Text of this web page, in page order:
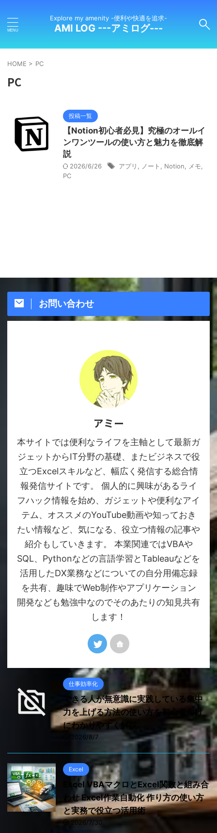
Explore my amenity -便利や快適を追求-
AMI LOG ---アミログ---
HOME > PC
PC
投稿一覧
【Notion初心者必見】究極のオールイ
ンワンツールの使い方と魅力を徹底解
説
2026/6/26 アプリ ノート Notion メモ
PC
お問い合わせ
アミー
本サイトでは便利なライフを主軸として最新ガ
ジェットからIT分野の基礎、またビジネスで役
立つExcelスキルなど、幅広く発信する総合情
報発信サイトです。 個人的に興味があるライ
フハック情報を始め、ガジェットや便利なアイ
テム、オススメのYouTube動画や知っておき
たい情報など、気になる、役立つ情報の記事や
紹介もしていきます。 本業関連ではVBAや
SQL、Pythonなどの言語学習とTableauなどを
活用したDX業務などについての自分用備忘録
を共有、趣味でWeb制作やアプリケーション
開発なども勉強中なのでそのあたりの知見共有
します！
仕事効率化
できる人が無意識に実践している集中
力を上げる方法の使い方を初心者向け
にわかりやすく解説
2026/8/7
Excel
Excel VBAマクロとExcel関数と組み合
わせ Excel作業自動化 作り方の使い方
と実務で役立つ活用術
2026/7/30